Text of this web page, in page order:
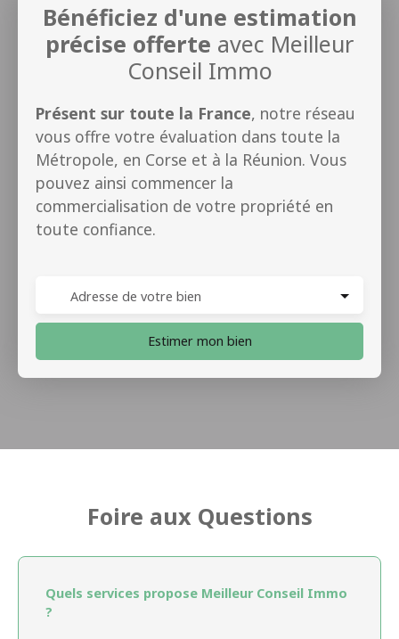
Bénéficiez d'une estimation
précise offerte avec Meilleur
Conseil Immo
Présent sur toute la France, notre réseau
vous offre votre évaluation dans toute la
Métropole, en Corse et à la Réunion. Vous
pouvez ainsi commencer la
commercialisation de votre propriété en
toute confiance.
Adresse de votre bien
Estimer mon bien
Foire aux Questions
Quels services propose Meilleur Conseil Immo
?